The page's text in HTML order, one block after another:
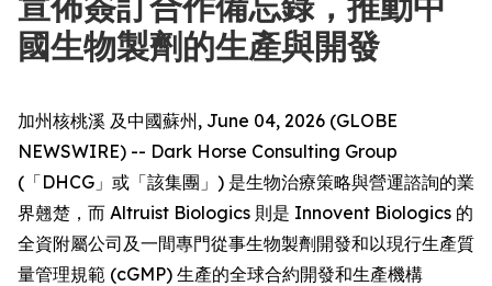
國生物製劑的生產與開發
加州核桃溪 及中國蘇州, June 04, 2026 (GLOBE
NEWSWIRE) -- Dark Horse Consulting Group
(「DHCG」或「該集團」) 是生物治療策略與營運諮詢的業
界翹楚，而 Altruist Biologics 則是 Innovent Biologics 的
全資附屬公司及一間專門從事生物製劑開發和以現行生產質
量管理規範 (cGMP) 生產的全球合約開發和生產機構